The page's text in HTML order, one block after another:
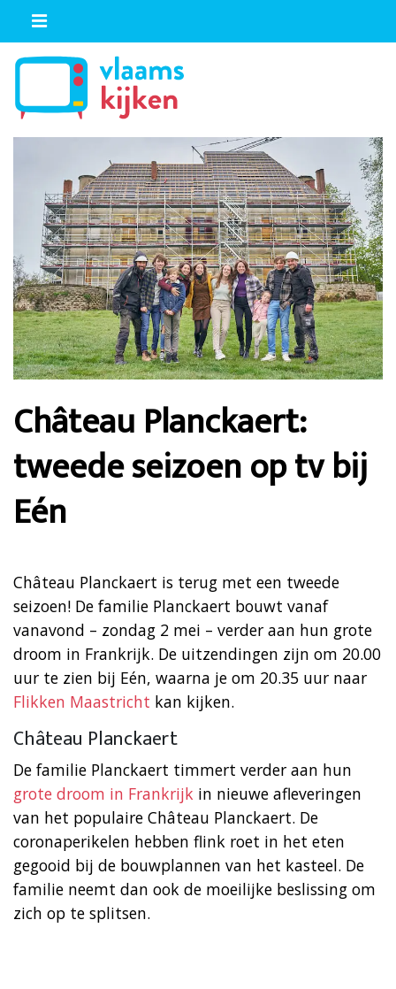
Château Planckaert:
tweede seizoen op tv bij
Eén
Château Planckaert is terug met een tweede
seizoen! De familie Planckaert bouwt vanaf
vanavond – zondag 2 mei – verder aan hun grote
droom in Frankrijk. De uitzendingen zijn om 20.00
uur te zien bij Eén, waarna je om 20.35 uur naar
Flikken Maastricht kan kijken.
Château Planckaert
De familie Planckaert timmert verder aan hun
grote droom in Frankrijk in nieuwe afleveringen
van het populaire Château Planckaert. De
coronaperikelen hebben flink roet in het eten
gegooid bij de bouwplannen van het kasteel. De
familie neemt dan ook de moeilijke beslissing om
zich op te splitsen.